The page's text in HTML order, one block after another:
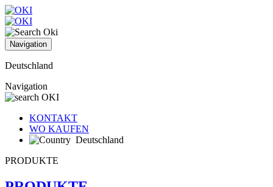
Navigation
Deutschland
Navigation
KONTAKT
WO KAUFEN
Deutschland
PRODUKTE